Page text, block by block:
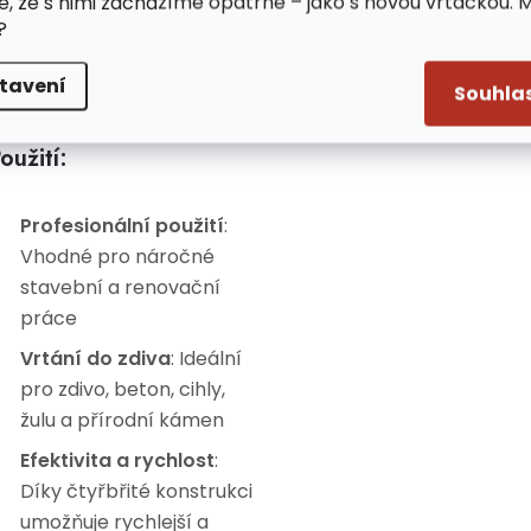
snadné a rychlé
uchycení
Profesionální použití:
Vhodné pro náročné
stavební a renovační
práce
Vrtání do zdiva: Ideální
pro zdivo, beton, cihly,
žulu a přírodní kámen
Efektivita a rychlost:
Díky čtyřbřité konstrukci
umožňuje rychlejší a